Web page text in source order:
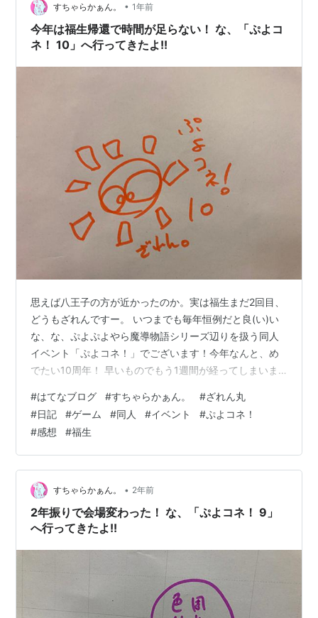
すちゃらかぁん。 • 1年前
今年は福生帰還で時間が足らない！ な、「ぷよコ
ネ！ 10」へ行ってきたよ!!
思えば八王子の方が近かったのか。実は福生まだ2回目、
どうもざれんですー。 いつまでも毎年恒例だと良(い)い
な、な、ぷよぷよやら魔導物語シリーズ辺りを扱う同人
イベント「ぷよコネ！」でございます！今年なんと、め
でたい10周年！ 早いものでもう1週間が経ってしまいま
に、イベント報告&感想記事でございますよ！ どぞ！
ふ、福生だあ！なんと3年ぶり。 毎度毎度ぷよコネの頃
には隔年行けない呪いだなんだ、とありますが、最近は
その兆候は薄れてきており、今年になって初めての2年連
続参加ができました！ ハードルが低い……！と、思えば
2022年に行った時は東福生で降…
#はてなブログ #すちゃらかぁん。 #ざれん丸
#日記 #ゲーム #同人 #イベント #ぷよコネ！
#感想 #福生
すちゃらかぁん。 • 2年前
2年振りで会場変わった！ な、「ぷよコネ！ 9」
へ行ってきたよ!!